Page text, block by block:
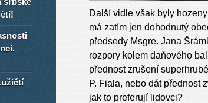
Další vidle však byly
má zatím jen dohodnutý
předsedy Msgre. Jana
rozpory kolem daňového
přednost zrušení
P. Fiala, nebo dát přednost
jak to preferují lidovci?